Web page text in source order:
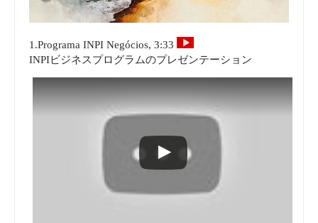
1.Programa INPI Negócios, 3:33
INPIビジネスプログラムのプレゼンテーション